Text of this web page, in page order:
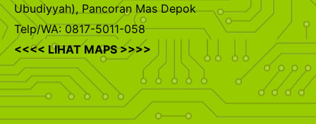
Ubudiyyah), Pancoran Mas Depok
Telp/WA: 0817-5011-058
<<<< LIHAT MAPS >>>>